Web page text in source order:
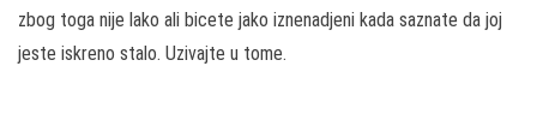
zbog toga nije lako ali bicete jako iznenadjeni kada saznate da joj
jeste iskreno stalo. Uzivajte u tome.